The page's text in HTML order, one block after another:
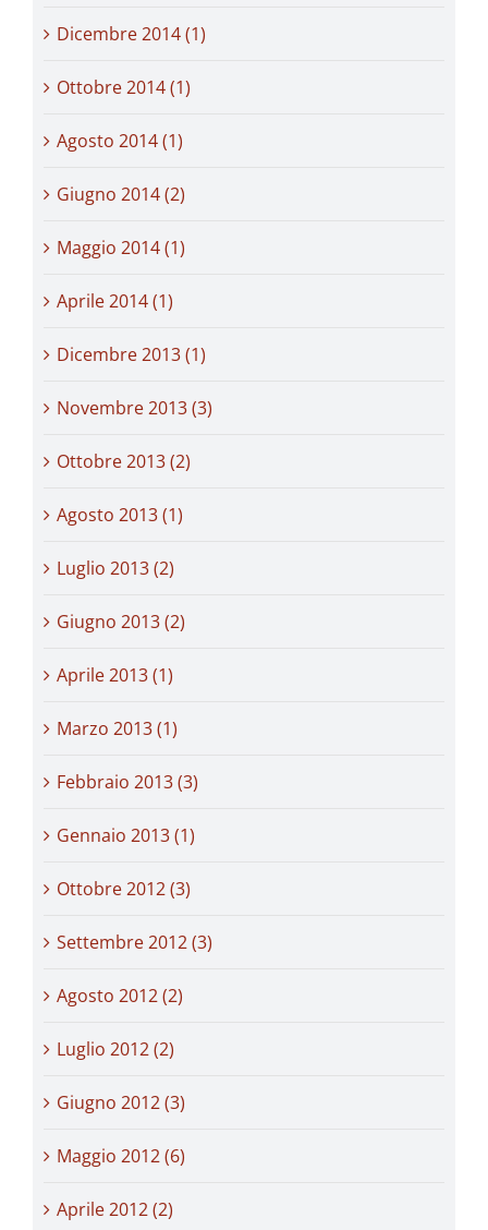
Dicembre 2014 (1)
Ottobre 2014 (1)
Agosto 2014 (1)
Giugno 2014 (2)
Maggio 2014 (1)
Aprile 2014 (1)
Dicembre 2013 (1)
Novembre 2013 (3)
Ottobre 2013 (2)
Agosto 2013 (1)
Luglio 2013 (2)
Giugno 2013 (2)
Aprile 2013 (1)
Marzo 2013 (1)
Febbraio 2013 (3)
Gennaio 2013 (1)
Ottobre 2012 (3)
Settembre 2012 (3)
Agosto 2012 (2)
Luglio 2012 (2)
Giugno 2012 (3)
Maggio 2012 (6)
Aprile 2012 (2)